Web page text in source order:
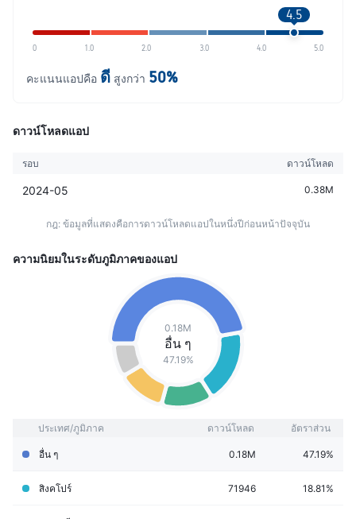
4.5
0 1.0 2.0 3.0 4.0 5.0
คะแนนแอปคือ ดี สูงกว่า 50%
ดาวน์โหลดแอป
รอบ ดาวน์โหลด
2024-05 0.38M
กฎ: ข้อมูลที่แสดงคือการดาวน์โหลดแอปในหนึ่งปีก่อนหน้าปัจจุบัน
ความนิยมในระดับภูมิภาคของแอป
0.18M
อื่น ๆ
47.19%
ประเทศ/ภูมิภาค ดาวน์โหลด อัตราส่วน
อื่น ๆ 0.18M 47.19%
สิงคโปร์ 71946 18.81%